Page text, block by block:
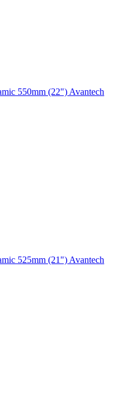
550mm (22") Avantech
525mm (21") Avantech